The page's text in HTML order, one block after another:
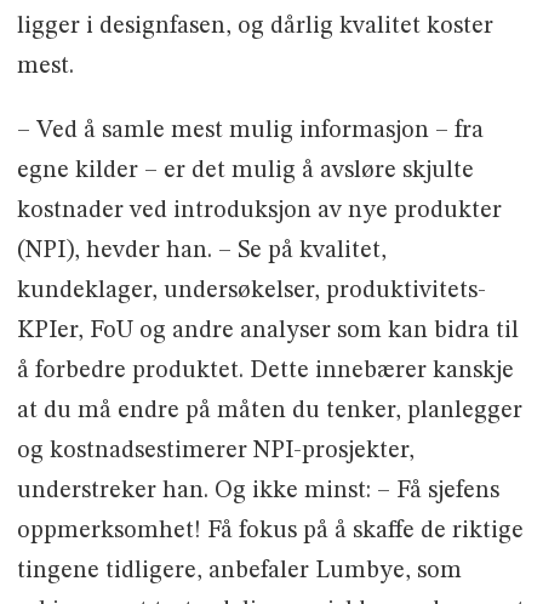
ligger i designfasen, og dårlig kvalitet koster
mest.
– Ved å samle mest mulig informasjon – fra
egne kilder – er det mulig å avsløre skjulte
kostnader ved introduksjon av nye produkter
(NPI), hevder han. – Se på kvalitet,
kundeklager, undersøkelser, produktivitets-
KPIer, FoU og andre analyser som kan bidra til
å forbedre produktet. Dette innebærer kanskje
at du må endre på måten du tenker, planlegger
og kostnadsestimerer NPI-prosjekter,
understreker han. Og ikke minst: – Få sjefens
oppmerksomhet! Få fokus på å skaffe de riktige
tingene tidligere, anbefaler Lumbye, som